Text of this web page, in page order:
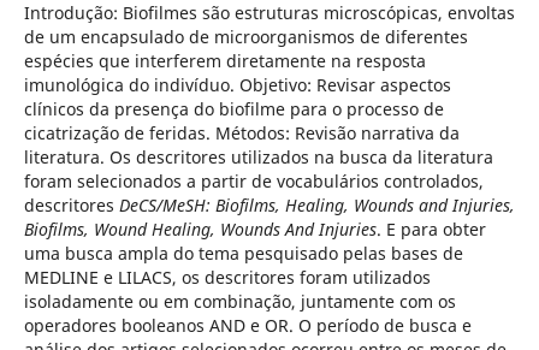
Introdução: Biofilmes são estruturas microscópicas, envoltas
de um encapsulado de microorganismos de diferentes
espécies que interferem diretamente na resposta
imunológica do indivíduo. Objetivo: Revisar aspectos
clínicos da presença do biofilme para o processo de
cicatrização de feridas. Métodos: Revisão narrativa da
literatura. Os descritores utilizados na busca da literatura
foram selecionados a partir de vocabulários controlados,
descritores DeCS/MeSH: Biofilms, Healing, Wounds and Injuries,
Biofilms, Wound Healing, Wounds And Injuries. E para obter
uma busca ampla do tema pesquisado pelas bases de
MEDLINE e LILACS, os descritores foram utilizados
isoladamente ou em combinação, juntamente com os
operadores booleanos AND e OR. O período de busca e